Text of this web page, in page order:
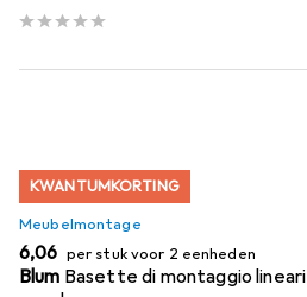
KWANTUMKORTING
Meubelmontage
EUR
6,06 per stuk voor 2 eenheden
Blum Basette di montaggio